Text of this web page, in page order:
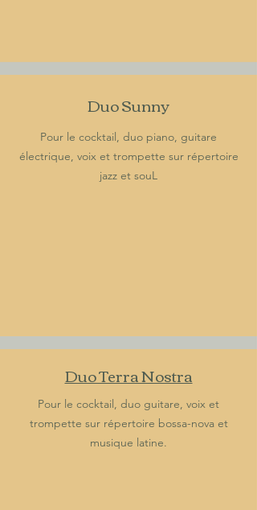
Duo Sunny
Pour le cocktail, duo piano, guitare
électrique, voix et trompette sur répertoire
jazz et souL
Duo Terra Nostra
Pour le cocktail, duo guitare, voix et
trompette sur répertoire bossa-nova et
musique latine.